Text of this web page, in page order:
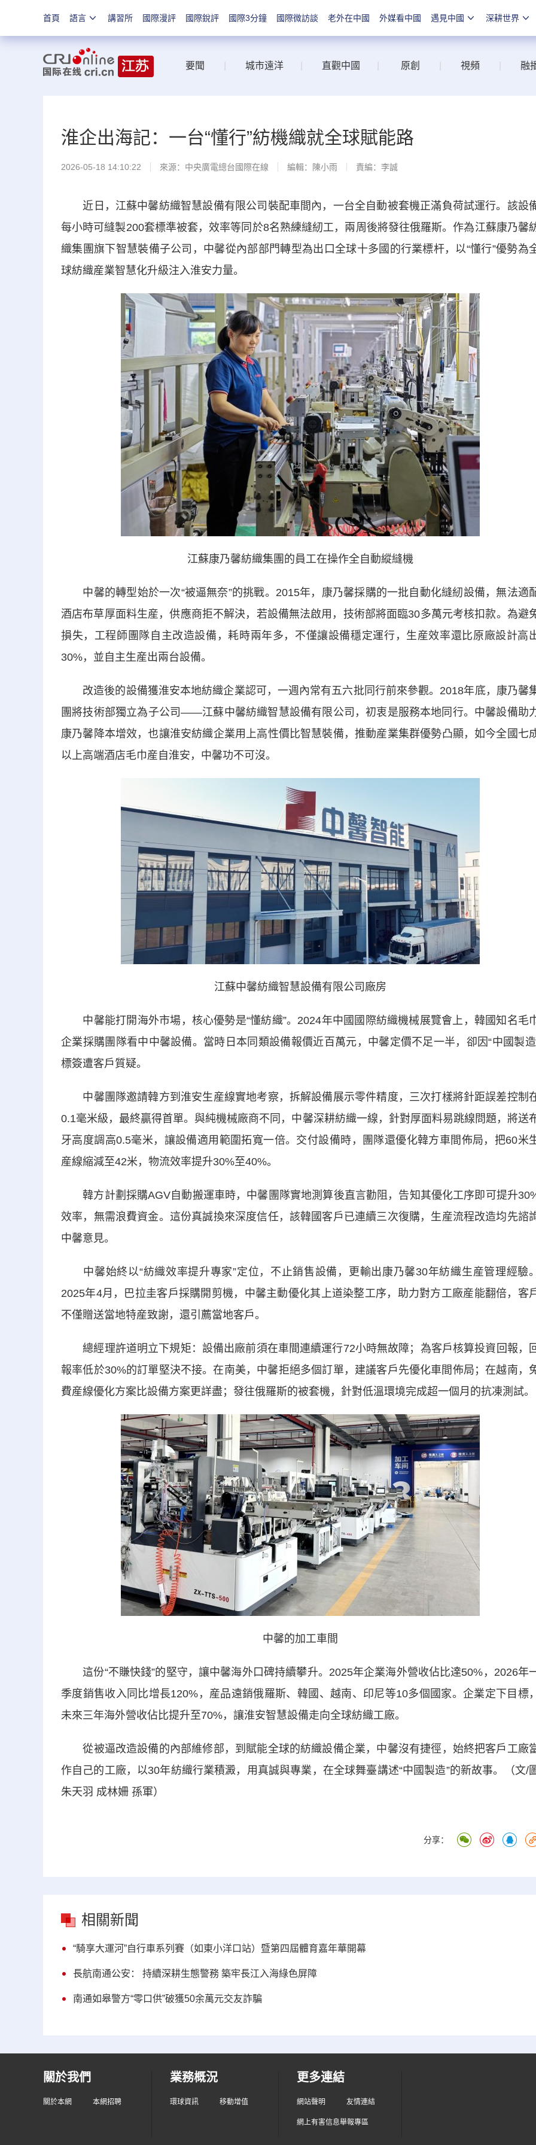
首頁 語言 講習所 國際漫評 國際銳評 國際3分鐘 國際微訪談 老外在中國 外媒看中國 遇見中國 深耕世界
要聞 城市遠洋 直觀中國 原創 視頻 融
淮企出海記：一台“懂行”紡機織就全球賦能路
2026-05-18 14:10:22 來源：中央廣電總台國際在線 編輯：陳小雨 責編：李誠
近日，江蘇中馨紡織智慧設備有限公司裝配車間內，一台全自動被套機正滿負荷試運行。該設
每小時可縫製200套標準被套，效率等同於8名熟練縫紉工，兩周後將發往俄羅斯。作為江蘇康乃馨
織集團旗下智慧裝備子公司，中馨從內部部門轉型為出口全球十多國的行業標杆，以“懂行”優勢為
球紡織産業智慧化升級注入淮安力量。
江蘇康乃馨紡織集團的員工在操作全自動縱縫機
中馨的轉型始於一次“被逼無奈”的挑戰。2015年，康乃馨採購的一批自動化縫紉設備，無法適
酒店布草厚面料生産，供應商拒不解決，若設備無法啟用，技術部將面臨30多萬元考核扣款。為避
損失，工程師團隊自主改造設備，耗時兩年多，不僅讓設備穩定運行，生産效率還比原廠設計高
30%，並自主生産出兩台設備。
改造後的設備獲淮安本地紡織企業認可，一週內常有五六批同行前來參觀。2018年底，康乃馨
團將技術部獨立為子公司——江蘇中馨紡織智慧設備有限公司，初衷是服務本地同行。中馨設備助
康乃馨降本增效，也讓淮安紡織企業用上高性價比智慧裝備，推動産業集群優勢凸顯，如今全國七
以上高端酒店毛巾産自淮安，中馨功不可沒。
江蘇中馨紡織智慧設備有限公司廠房
中馨能打開海外市場，核心優勢是“懂紡織”。2024年中國國際紡織機械展覽會上，韓國知名毛
企業採購團隊看中中馨設備。當時日本同類設備報價近百萬元，中馨定價不足一半，卻因“中國製造
標簽遭客戶質疑。
中馨團隊邀請韓方到淮安生産線實地考察，拆解設備展示零件精度，三次打樣將針距誤差控制
0.1毫米級，最終贏得首單。與純機械廠商不同，中馨深耕紡織一線，針對厚面料易跳線問題，將送
牙高度調高0.5毫米，讓設備適用範圍拓寬一倍。交付設備時，團隊還優化韓方車間佈局，把60米
産線縮減至42米，物流效率提升30%至40%。
韓方計劃採購AGV自動搬運車時，中馨團隊實地測算後直言勸阻，告知其優化工序即可提升
效率，無需浪費資金。這份真誠換來深度信任，該韓國客戶已連續三次復購，生産流程改造均先諮
中馨意見。
中馨始終以“紡織效率提升專家”定位，不止銷售設備，更輸出康乃馨30年紡織生産管理經驗
2025年4月，巴拉圭客戶採購開剪機，中馨主動優化其上道染整工序，助力對方工廠産能翻倍，客
不僅贈送當地特産致謝，還引薦當地客戶。
總經理許道明立下規矩：設備出廠前須在車間連續運行72小時無故障；為客戶核算投資回報，
報率低於30%的訂單堅決不接。在南美，中馨拒絕多個訂單，建議客戶先優化車間佈局；在越南，
費産線優化方案比設備方案更詳盡；發往俄羅斯的被套機，針對低溫環境完成超一個月的抗凍測試。
中馨的加工車間
這份“不賺快錢”的堅守，讓中馨海外口碑持續攀升。2025年企業海外營收佔比達50%，2026年
季度銷售收入同比增長120%，産品遠銷俄羅斯、韓國、越南、印尼等10多個國家。企業定下目標
未來三年海外營收佔比提升至70%，讓淮安智慧設備走向全球紡織工廠。
從被逼改造設備的內部維修部，到賦能全球的紡織設備企業，中馨沒有捷徑，始終把客戶工廠
作自己的工廠，以30年紡織行業積澱，用真誠與專業，在全球舞臺講述“中國製造”的新故事。（文/
朱天羽 成林姍 孫軍）
分享：
相關新聞
“騎享大運河”自行車系列賽（如東小洋口站）暨第四屆體育嘉年華開幕
長航南通公安： 持續深耕生態警務 築牢長江入海綠色屏障
南通如皋警方“零口供”破獲50余萬元交友詐騙
關於我們
關於本網 本網招聘
業務概況
環球資訊 移動增值
更多連結
網站聲明 友情連結
網上有害信息舉報專區